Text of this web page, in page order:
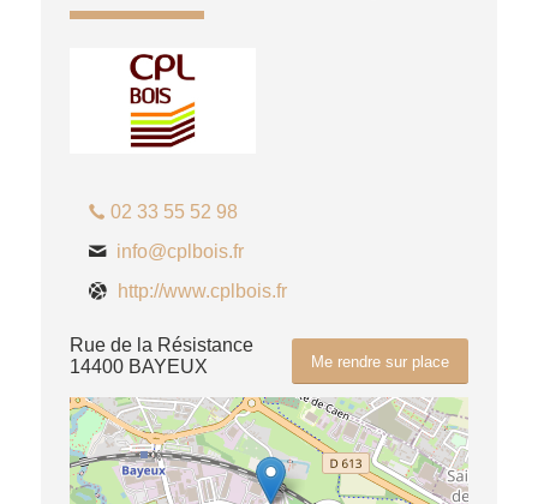
02 33 55 52 98
info@cplbois.fr
http://www.cplbois.fr
Me rendre sur place
Rue de la Résistance
14400 BAYEUX